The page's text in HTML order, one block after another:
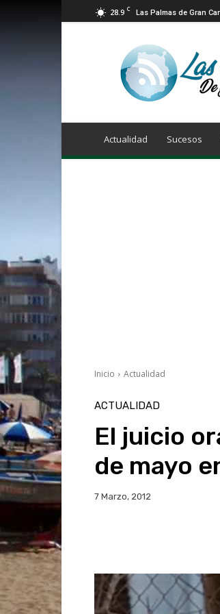
28.9 C Las Palmas de Gran
Actualidad Sucesos
Inicio Actualidad
ACTUALIDAD
El juicio
de mayo
7 Marzo, 2012